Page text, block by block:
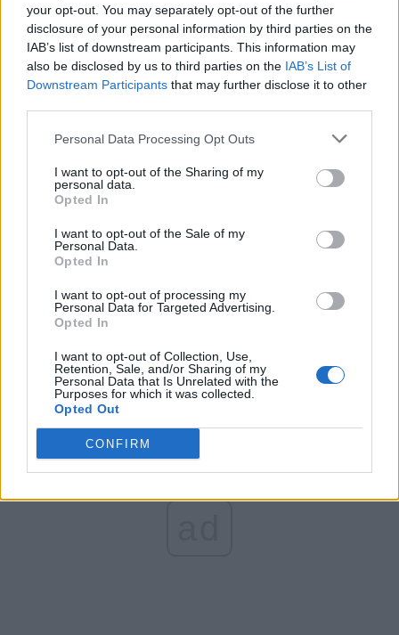
your opt-out. You may separately opt-out of the further
disclosure of your personal information by third parties on the
IAB’s list of downstream participants. This information may
also be disclosed by us to third parties on the IAB’s List of
Downstream Participants that may further disclose it to other
Personal Data Processing Opt Outs
I want to opt-out of the Sharing of my
personal data.
Opted In
I want to opt-out of the Sale of my
Personal Data.
Opted In
I want to opt-out of processing my
Personal Data for Targeted Advertising.
Opted In
I want to opt-out of Collection, Use,
Retention, Sale, and/or Sharing of my
Personal Data that Is Unrelated with the
Purposes for which it was collected.
Opted Out
CONFIRM
Acțiunea Conservatoare (Târziu)
PDF (Lazarus)
PUSL (D. Voiculescu)
PNȚCD (Pavelescu)
PNCR (Terheș)
Partidul Patrioților (Surugiu)
FAR (Coarnă)
România pe Primul Loc (Ponta)
Arată rezultatele
Arhiva sondajelor